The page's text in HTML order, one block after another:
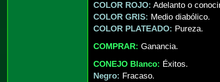
COLOR ROJO: Adelanto o
COLOR GRIS: Medio diabólico.
COLOR PLATEADO: Pureza.
COMPRAR: Ganancia.
CONEJO Blanco: Éxitos.
Negro: Fracaso.